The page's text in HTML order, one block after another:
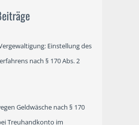
Einstellung des
nach § 170 Abs. 2
Geldwäsche nach § 170
Treuhandkonto im